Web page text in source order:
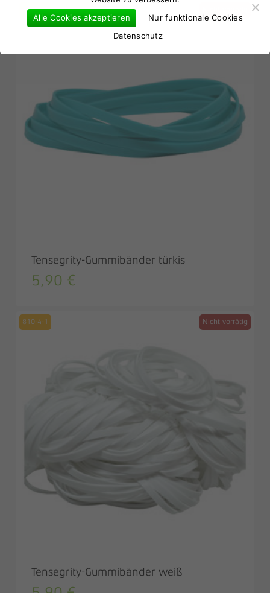
Go to shop
810-3-1
Tensegrity-Gummibänder türkis
5,90 €
810-4-1 Nicht vorrätig
Tensegrity-Gummibänder weiß
Alle Cookies akzeptieren
Nur funktionale Cookies
Datenschutz